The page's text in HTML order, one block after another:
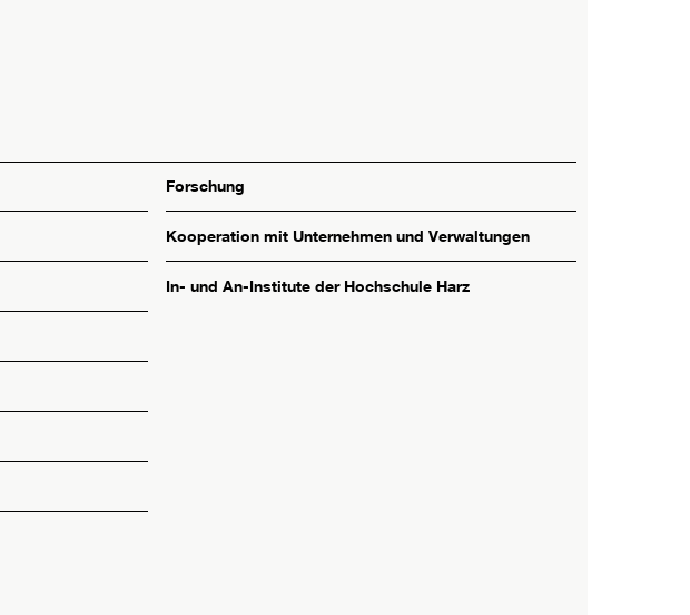
Forschung
Kooperation mit Unternehmen und Verwaltungen
In- und An-Institute der Hochschule Harz